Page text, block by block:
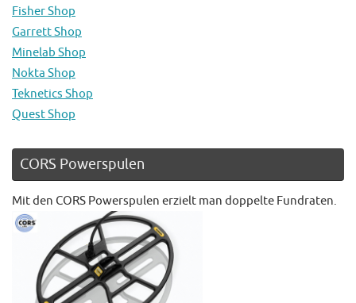
Fisher Shop
Garrett Shop
Minelab Shop
Nokta Shop
Teknetics Shop
Quest Shop
CORS Powerspulen
Mit den CORS Powerspulen erzielt man doppelte Fundraten.